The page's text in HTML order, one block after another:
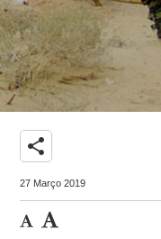
share
27 Março 2019